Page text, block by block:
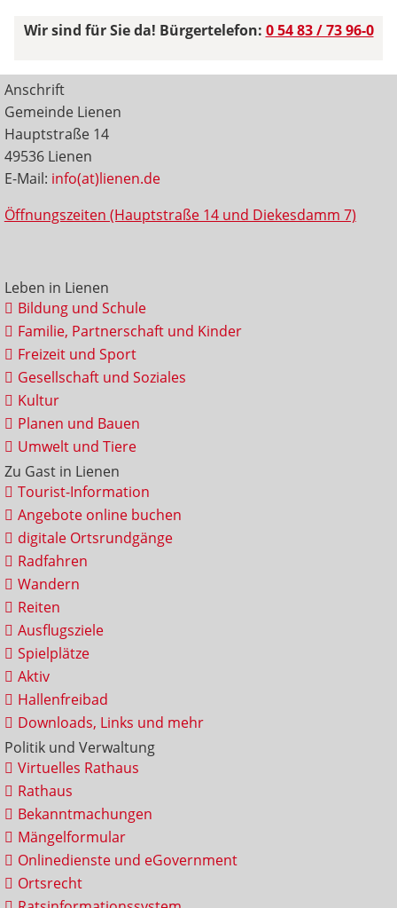
Wir sind für Sie da! Bürgertelefon: 0 54 83 / 73 96-0
Anschrift
Gemeinde Lienen
Hauptstraße 14
49536 Lienen
E-Mail: info(at)lienen.de
Öffnungszeiten (Hauptstraße 14 und Diekesdamm 7)
Leben in Lienen
Bildung und Schule
Familie, Partnerschaft und Kinder
Freizeit und Sport
Gesellschaft und Soziales
Kultur
Planen und Bauen
Umwelt und Tiere
Zu Gast in Lienen
Tourist-Information
Angebote online buchen
digitale Ortsrundgänge
Radfahren
Wandern
Reiten
Ausflugsziele
Spielplätze
Aktiv
Hallenfreibad
Downloads, Links und mehr
Politik und Verwaltung
Virtuelles Rathaus
Rathaus
Bekanntmachungen
Mängelformular
Onlinedienste und eGovernment
Ortsrecht